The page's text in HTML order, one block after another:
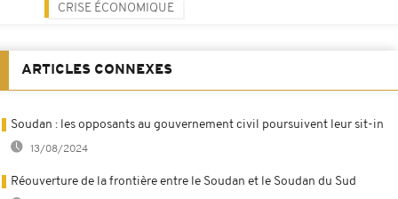
CRISE ÉCONOMIQUE
ARTICLES CONNEXES
Soudan : les opposants au gouvernement civil poursuivent leur sit-in
13/08/2024
Réouverture de la frontière entre le Soudan et le Soudan du Sud